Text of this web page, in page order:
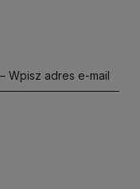
Wpisz adres e-mail